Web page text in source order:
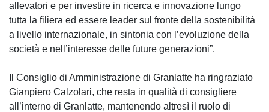
allevatori e per investire in ricerca e innovazione lungo
tutta la filiera ed essere leader sul fronte della sostenibilità
a livello internazionale, in sintonia con l’evoluzione della
società e nell’interesse delle future generazioni”.
Il Consiglio di Amministrazione di Granlatte ha ringraziato
Gianpiero Calzolari, che resta in qualità di consigliere
all’interno di Granlatte, mantenendo altresì il ruolo di